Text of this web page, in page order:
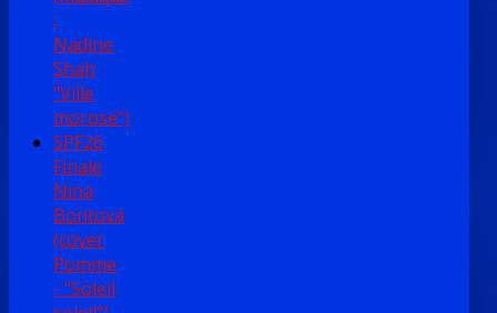
:
Nadine
Shah
"Ville
morose")
SPF26
Finale
Nina
Bontová
(cover
Pomme
- "Soleil